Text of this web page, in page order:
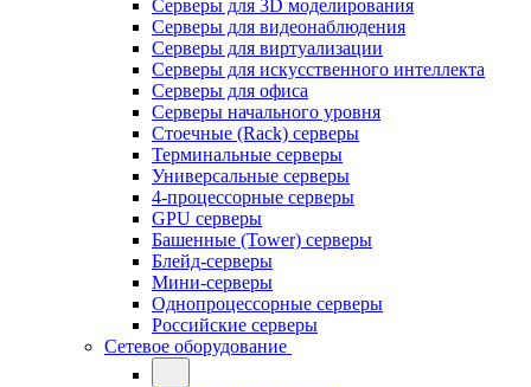
Серверы для 3D моделирования
Серверы для видеонаблюдения
Серверы для виртуализации
Серверы для искусственного интеллекта
Серверы для офиса
Серверы начального уровня
Стоечные (Rack) серверы
Терминальные серверы
Универсальные серверы
4-процессорные серверы
GPU серверы
Башенные (Tower) серверы
Блейд-серверы
Мини-серверы
Однопроцессорные серверы
Российские серверы
Сетевое оборудование